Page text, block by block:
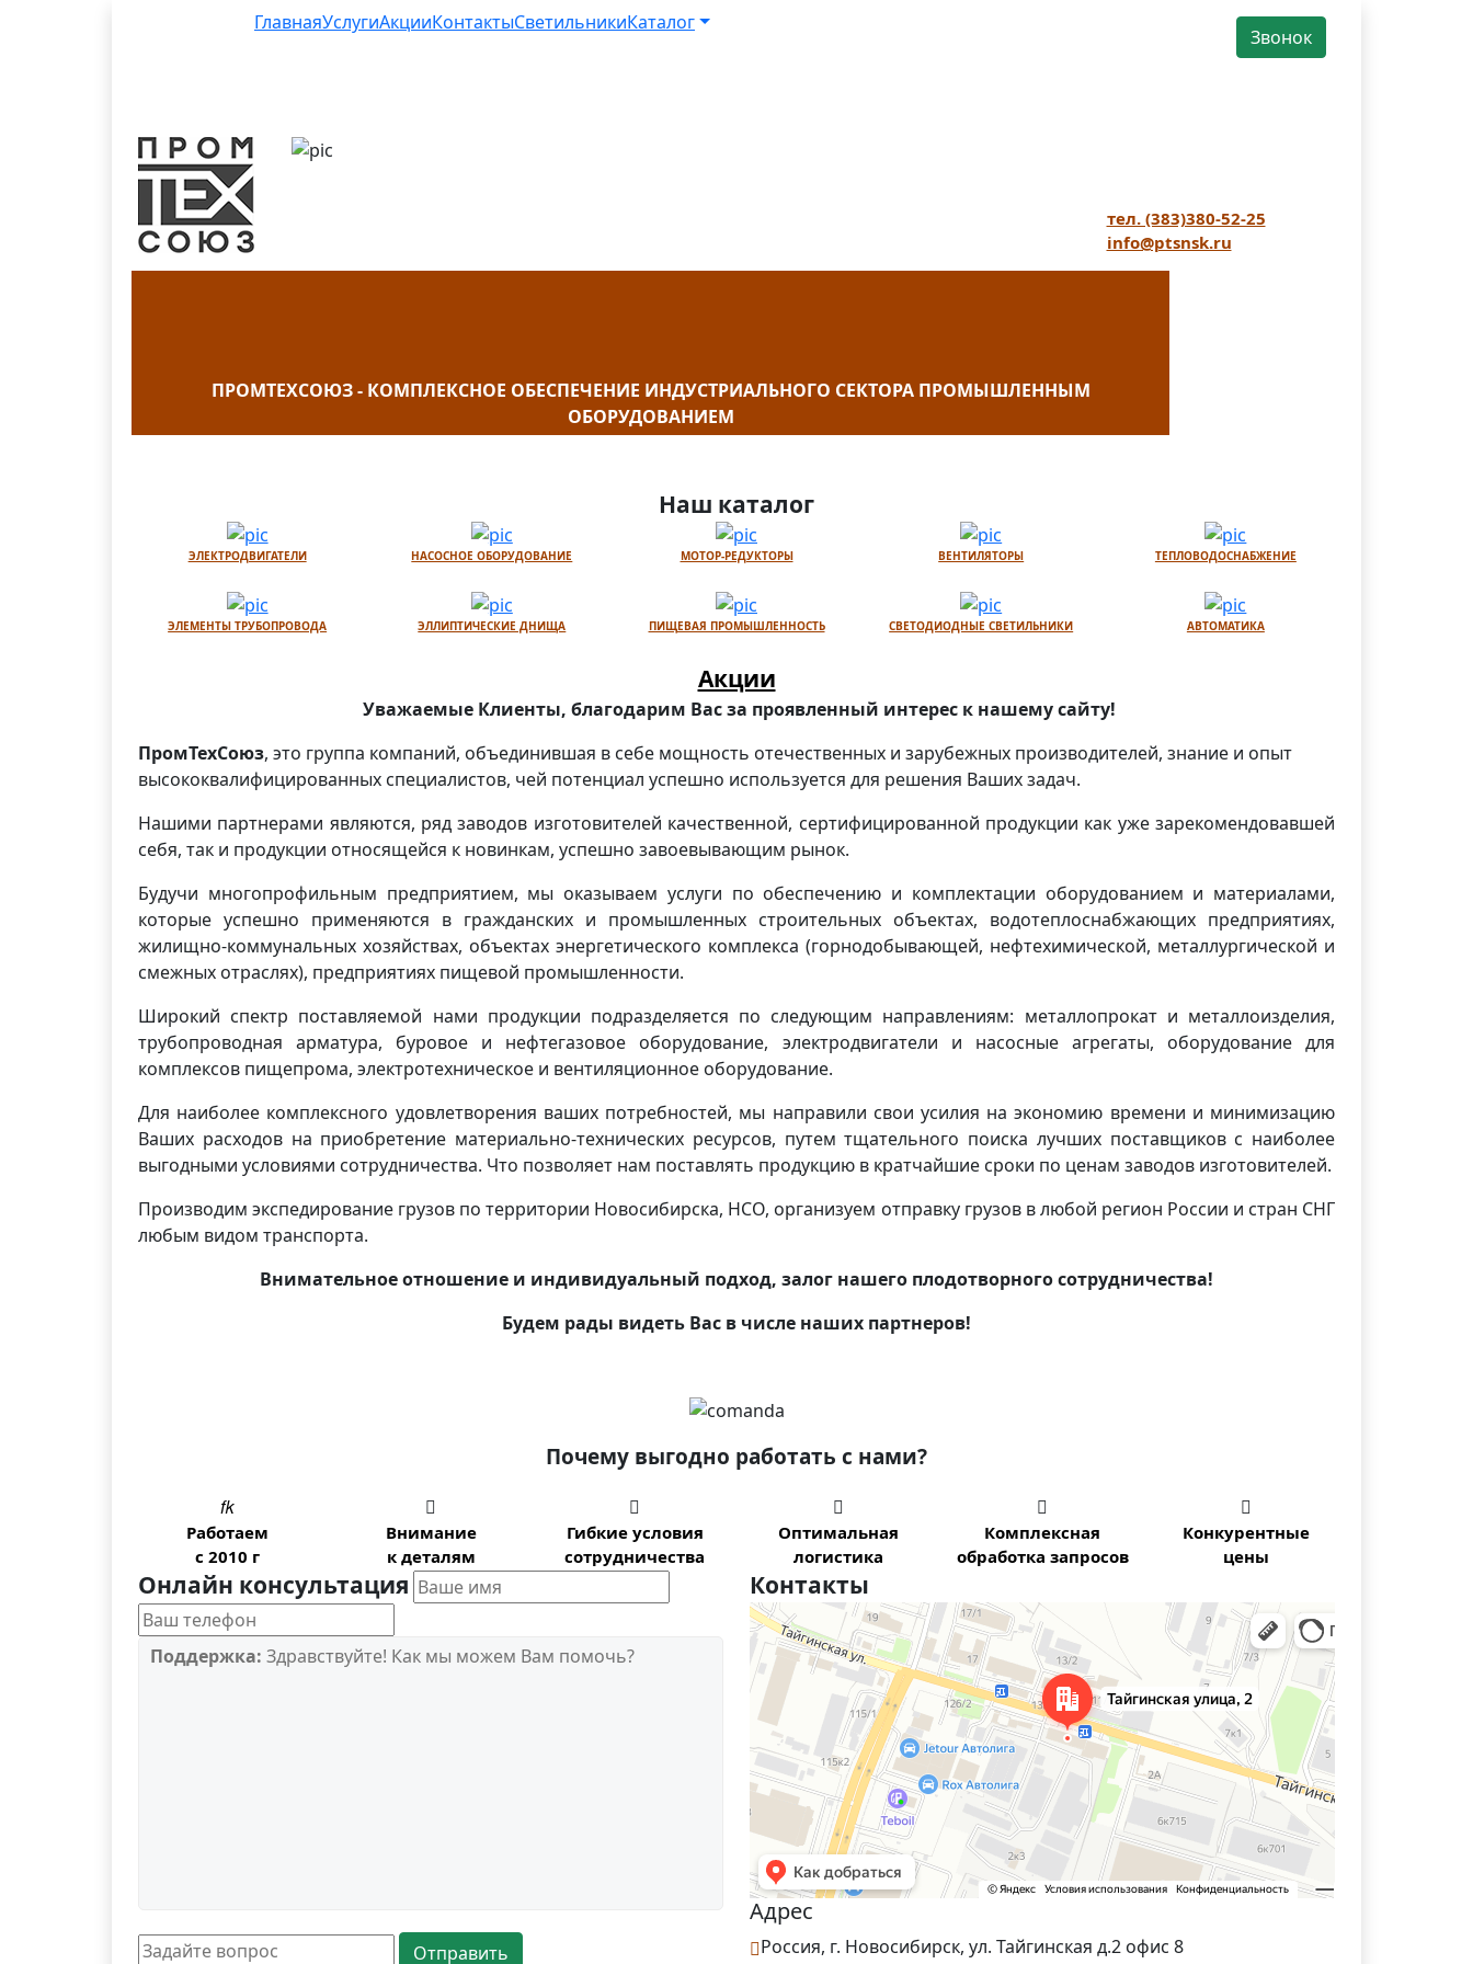
ГлавнаяУслугиАкцииКонтактыСветильникиКаталог
Звонок
тел. (383)380-52-25
info@ptsnsk.ru
ПРОМТЕХСОЮЗ - КОМПЛЕКСНОЕ ОБЕСПЕЧЕНИЕ ИНДУСТРИАЛЬНОГО СЕКТОРА ПРОМЫШЛЕННЫМ
ОБОРУДОВАНИЕМ
Наш каталог
ЭЛЕКТРОДВИГАТЕЛИ НАСОСНОЕ ОБОРУДОВАНИЕ МОТОР-РЕДУКТОРЫ ВЕНТИЛЯТОРЫ ТЕПЛОВОДОСНАБЖЕНИЕ
ЭЛЕМЕНТЫ ТРУБОПРОВОДА ЭЛЛИПТИЧЕСКИЕ ДНИЩА ПИЩЕВАЯ ПРОМЫШЛЕННОСТЬ СВЕТОДИОДНЫЕ СВЕТИЛЬНИКИ АВТОМАТИКА
Акции
Уважаемые Клиенты, благодарим Вас за проявленный интерес к нашему сайту!
ПромТехСоюз, это группа компаний, объединившая в себе мощность отечественных и зарубежных производителей, знание и опыт
высококвалифицированных специалистов, чей потенциал успешно используется для решения Ваших задач.
Нашими партнерами являются, ряд заводов изготовителей качественной, сертифицированной продукции как уже зарекомендовавшей
себя, так и продукции относящейся к новинкам, успешно завоевывающим рынок.
Будучи многопрофильным предприятием, мы оказываем услуги по обеспечению и комплектации оборудованием и материалами,
которые успешно применяются в гражданских и промышленных строительных объектах, водотеплоснабжающих предприятиях,
жилищно-коммунальных хозяйствах, объектах энергетического комплекса (горнодобывающей, нефтехимической, металлургической и
смежных отраслях), предприятиях пищевой промышленности.
Широкий спектр поставляемой нами продукции подразделяется по следующим направлениям: металлопрокат и металлоизделия,
трубопроводная арматура, буровое и нефтегазовое оборудование, электродвигатели и насосные агрегаты, оборудование для
комплексов пищепрома, электротехническое и вентиляционное оборудование.
Для наиболее комплексного удовлетворения ваших потребностей, мы направили свои усилия на экономию времени и минимизацию
Ваших расходов на приобретение материально-технических ресурсов, путем тщательного поиска лучших поставщиков с наиболее
выгодными условиями сотрудничества. Что позволяет нам поставлять продукцию в кратчайшие сроки по ценам заводов изготовителей.
Производим экспедирование грузов по территории Новосибирска, НСО, организуем отправку грузов в любой регион России и стран СНГ
любым видом транспорта.
Внимательное отношение и индивидуальный подход, залог нашего плодотворного сотрудничества!
Будем рады видеть Вас в числе наших партнеров!
Почему выгодно работать с нами?

Работаем
с 2010 г

Внимание
к деталям

Гибкие условия
сотрудничества

Оптимальная
логистика

Комплексная
обработка запросов

Конкурентные
цены
Онлайн консультация
Поддержка: Здравствуйте! Как мы можем Вам помочь?
Контакты
Новосибирск
Тайгинская улица, 2 на карте Новосибирска — Яндекс Карты
Адрес
Россия, г. Новосибирск, ул. Тайгинская д.2 офис 8